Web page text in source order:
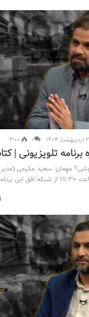
۰ 300
تلویزیونی |
مهمان: سعید مکرمی